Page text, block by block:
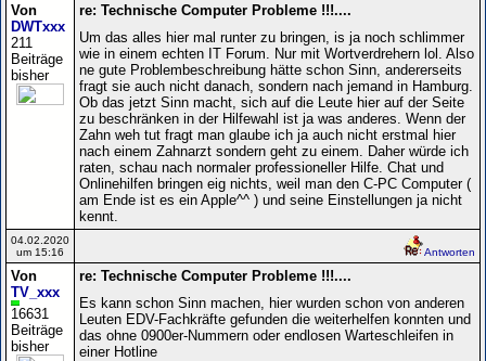
Von
DWTxxx
211
Beiträge
bisher
re: Technische Computer Probleme !!!....
Um das alles hier mal runter zu bringen, is ja noch schlimmer
wie in einem echten IT Forum. Nur mit Wortverdrehern lol. Also
ne gute Problembeschreibung hätte schon Sinn, andererseits
fragt sie auch nicht danach, sondern nach jemand in Hamburg.
Ob das jetzt Sinn macht, sich auf die Leute hier auf der Seite
zu beschränken in der Hilfewahl ist ja was anderes. Wenn der
Zahn weh tut fragt man glaube ich ja auch nicht erstmal hier
nach einem Zahnarzt sondern geht zu einem. Daher würde ich
raten, schau nach normaler professioneller Hilfe. Chat und
Onlinehilfen bringen eig nichts, weil man den C-PC Computer (
am Ende ist es ein Apple^^ ) und seine Einstellungen ja nicht
kennt.
04.02.2020
um 15:16
Antworten
Von
TV_xxx
16631
Beiträge
bisher
re: Technische Computer Probleme !!!....
Es kann schon Sinn machen, hier wurden schon von anderen
Leuten EDV-Fachkräfte gefunden die weiterhelfen konnten und
das ohne 0900er-Nummern oder endlosen Warteschleifen in
einer Hotline